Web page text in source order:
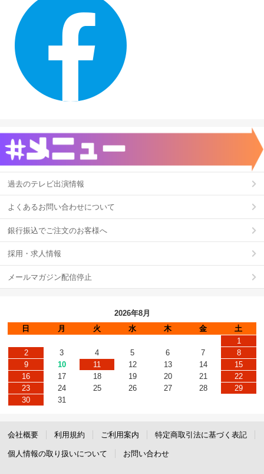
過去のテレビ出演情報
よくあるお問い合わせについて
銀行振込でご注文のお客様へ
採用・求人情報
メールマガジン配信停止
2026年8月
日
月 火 水 木 金
土
1
2
3 4 5 6 7
8
9
10 11 12 13 14
15
16
17 18 19 20 21
22
23
24 25 26 27 28
29
30
31
会社概要 利用規約 ご利用案内 特定商取引法に基づく表記
個人情報の取り扱いについて お問い合わせ